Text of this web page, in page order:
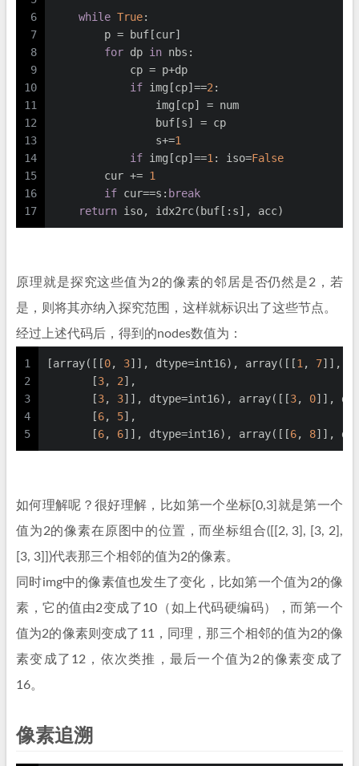
6
7
8
9
10
11
12
13
14
15
16
17
while True:
        p = buf[cur]
for dp in nbs:
            cp = p+dp
if img[cp]==2 :
                img[cp] = num
                buf[s] = cp
                s+=
1
if img[cp]==1 : iso=False
        cur +=
1
if cur==s: break
return iso, idx2rc(buf[:s], acc)
原理就是探究这些值为2的像素的邻居是否仍然是2，若
是，则将其亦纳入探究范围，这样就标识出了这些节点。
经过上述代码后，得到的nodes数值为：
1
2
3
4
5
[array([[0, 3]], dtype=int16), array([[1 , 7]],
       [
3, 2],
       [
3, 3]], dtype=int16), array([[3, 0]],
       [
6, 5],
       [
6, 6]], dtype=int16), array([[6, 8]],
如何理解呢？很好理解，比如第一个坐标[0,3]就是第一个
值为2的像素在原图中的位置，而坐标组合([[2, 3], [3, 2],
[3, 3]])代表那三个相邻的值为2的像素。
同时img中的像素值也发生了变化，比如第一个值为2的像
素，它的值由2变成了10（如上代码硬编码），而第一个
值为2的像素则变成了11，同理，那三个相邻的值为2的像
素变成了12，依次类推，最后一个值为2的像素变成了
16。
像素追溯